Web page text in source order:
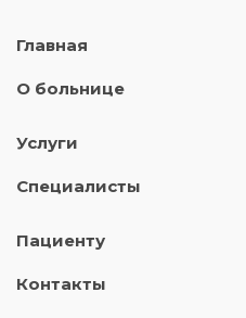
Главная
О больнице
Услуги
Специалисты
Пациенту
Контакты